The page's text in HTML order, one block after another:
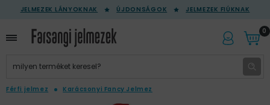
JELMEZEK LÁNYOKNAK ÚJDONSÁGOK JELMEZEK FIÚKNAK
0
Férfi jelmez Karácsonyi Fancy Jelmez